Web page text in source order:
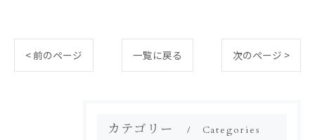
< 前のページ 一覧に戻る 次のページ >
カテゴリー Categories